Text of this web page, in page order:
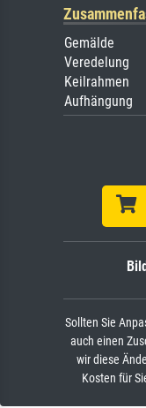
Gemälde
Veredelung
Keilrahmen
Aufhängung
Sollten Sie
auch einen
wir diese
Kosten für